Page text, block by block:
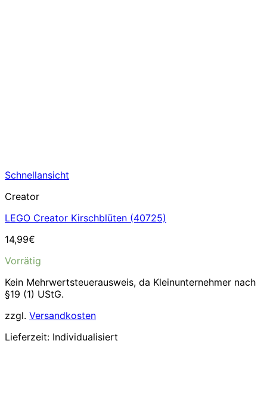
Schnellansicht
Creator
LEGO Creator Kirschblüten (40725)
14,99€
Vorrätig
Kein Mehrwertsteuerausweis, da Kleinunternehmer nach
§19 (1) UStG.
zzgl. Versandkosten
Lieferzeit: Individualisiert